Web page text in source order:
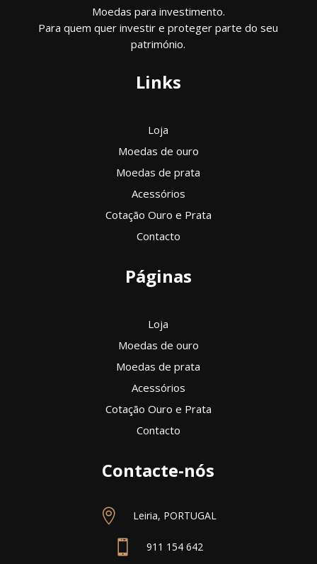
Moedas para investimento.
Para quem quer investir e proteger parte do seu
património.
Links
Loja
Moedas de ouro
Moedas de prata
Acessórios
Cotação Ouro e Prata
Contacto
Páginas
Loja
Moedas de ouro
Moedas de prata
Acessórios
Cotação Ouro e Prata
Contacto
Contacte-nós
 Leiria, PORTUGAL
 911 154 642